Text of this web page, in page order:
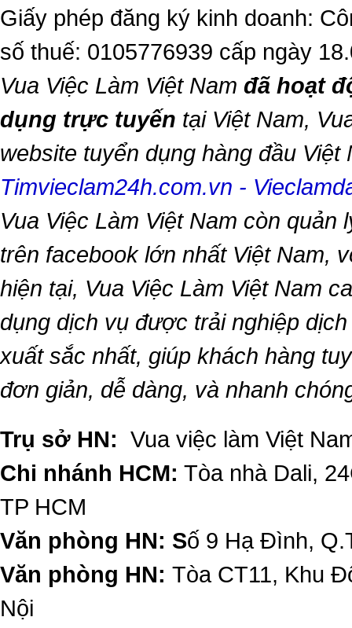
Giấy phép đăng ký kinh doanh:
số thuế: 0105776939 cấp ngày
Vua Việc Làm Việt Nam đã hoạt
dụng trực tuyến tại Việt Nam,
website tuyển dụng hàng đầu
Timvieclam24h.com.vn -
Vua Việc Làm Việt Nam còn quản
trên facebook lớn nhất Việt Nam,
hiện tại, Vua Việc Làm Việt Nam
dụng dịch vụ được trải nghiệp
xuất sắc nhất, giúp khách hàng
đơn giản, dễ dàng, và nhanh
Trụ sở HN: Vua việc làm Việt
Chi nhánh HCM: Tòa nhà Dali,
TP HCM
Văn phòng HN: Số 9 Hạ Đình,
Văn phòng HN: Tòa CT11, Khu
Nội